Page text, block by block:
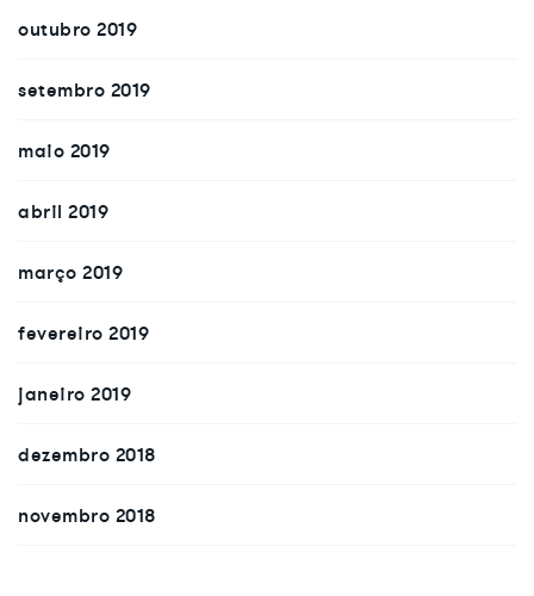
outubro 2019
setembro 2019
maio 2019
abril 2019
março 2019
fevereiro 2019
janeiro 2019
dezembro 2018
novembro 2018